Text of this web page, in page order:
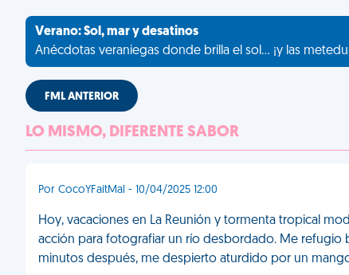
Verano: Sol, mar y desatinos
Anécdotas veraniegas donde brilla el sol... ¡y las
FML ANTERIOR
LO MISMO, DIFERENTE SABOR
Por CocoYFaitMal - 10/04/2025 12:00
Hoy, vacaciones en La Reunión y tormenta tropical
acción para fotografiar un río desbordado. Me refugio
minutos después, me despierto aturdido por un